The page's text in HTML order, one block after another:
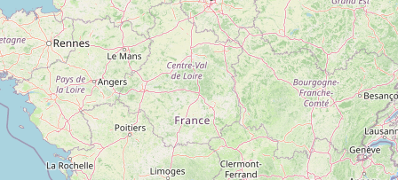
par la FNEGE).
Calendrier des sessions à
l'étranger